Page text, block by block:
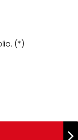
(*)